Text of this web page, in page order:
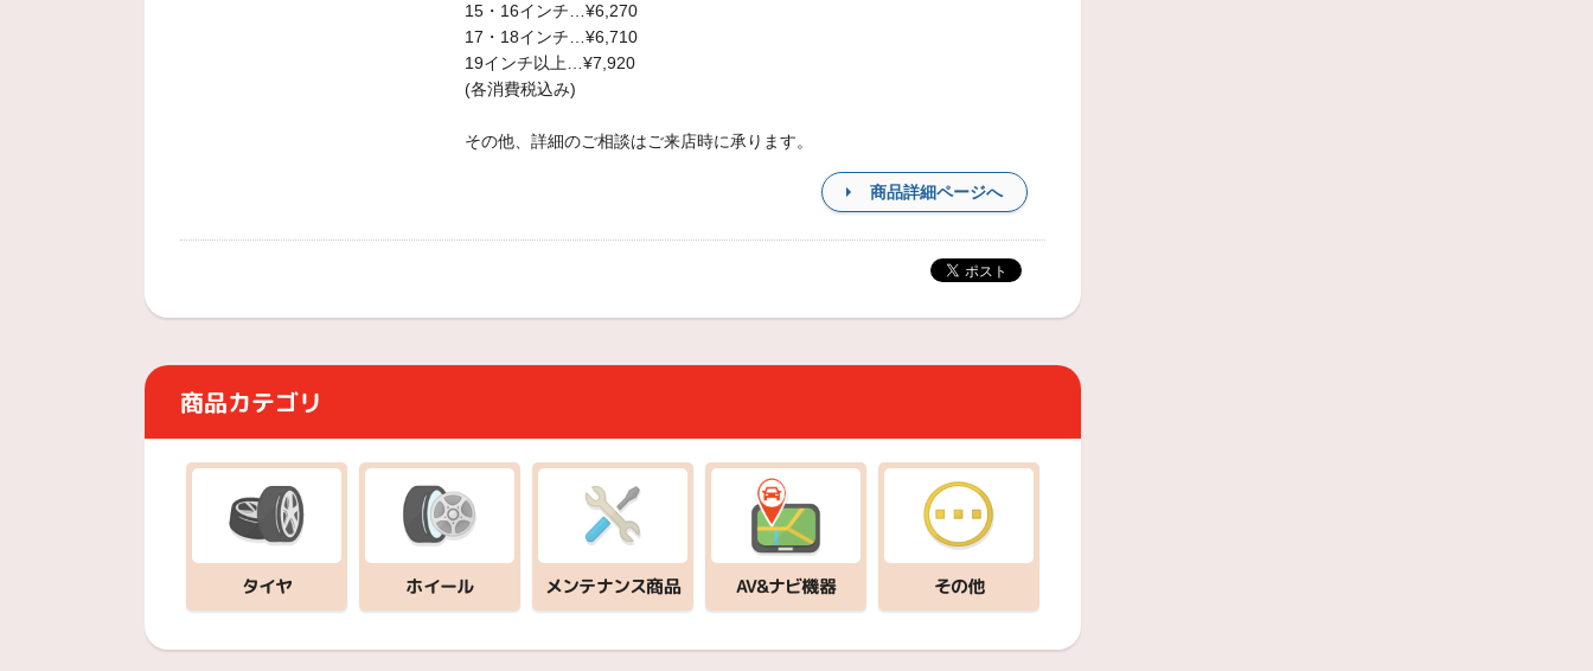
15・16インチ…¥6,270
17・18インチ…¥6,710
19インチ以上…¥7,920
(各消費税込み)
その他、詳細のご相談はご来店時に承ります。
商品詳細ページへ
商品カテゴリ
タイヤ ホイール メンテナンス商品 AV&ナビ機器 その他